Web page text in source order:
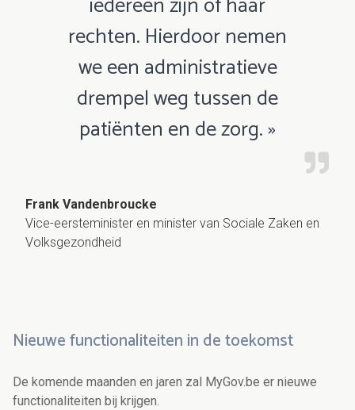
rechten. Hierdoor nemen
we een administratieve
drempel weg tussen de
patiënten en de zorg. »
Frank Vandenbroucke
Vice-eersteminister en minister van Sociale Zaken en
Volksgezondheid
Nieuwe functionaliteiten in de toekomst
De komende maanden en jaren zal MyGov.be er nieuwe
functionaliteiten bij krijgen.